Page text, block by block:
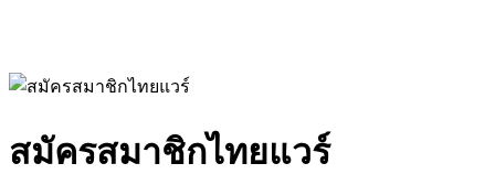
สมัครสมาชิกไทยแวร์